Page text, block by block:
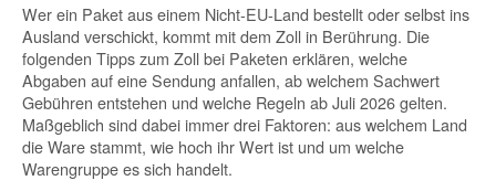
Wer ein Paket aus einem Nicht-EU-Land bestellt oder selbst ins
Ausland verschickt, kommt mit dem Zoll in Berührung. Die
folgenden Tipps zum Zoll bei Paketen erklären, welche
Abgaben auf eine Sendung anfallen, ab welchem Sachwert
Gebühren entstehen und welche Regeln ab Juli 2026 gelten.
Maßgeblich sind dabei immer drei Faktoren: aus welchem Land
die Ware stammt, wie hoch ihr Wert ist und um welche
Warengruppe es sich handelt.